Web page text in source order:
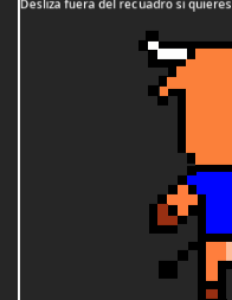
1995: Cudillero (Asturias)
Guijuelo (Salamanca)
Tordera (Barcelona)
El Bonillo (Albacete)
Suances (Cantabria)